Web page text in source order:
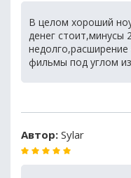
В целом хороший
денег стоит,минусы
недолго,расширение
фильмы под углом
Автор: Sylar